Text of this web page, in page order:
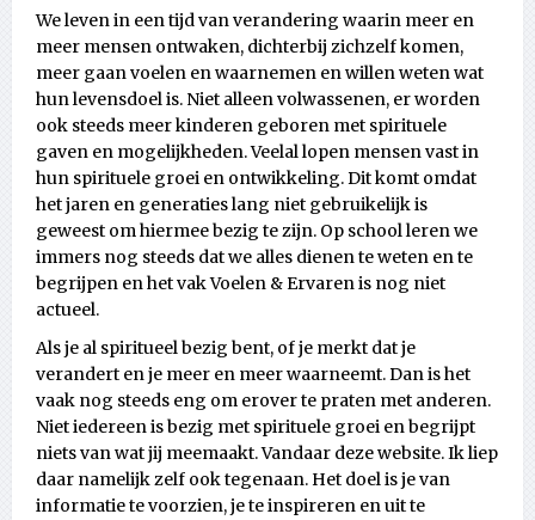
We leven in een tijd van verandering waarin meer en
meer mensen ontwaken, dichterbij zichzelf komen,
meer gaan voelen en waarnemen en willen weten wat
hun levensdoel is. Niet alleen volwassenen, er worden
ook steeds meer kinderen geboren met spirituele
gaven en mogelijkheden. Veelal lopen mensen vast in
hun spirituele groei en ontwikkeling. Dit komt omdat
het jaren en generaties lang niet gebruikelijk is
geweest om hiermee bezig te zijn. Op school leren we
immers nog steeds dat we alles dienen te weten en te
begrijpen en het vak Voelen & Ervaren is nog niet
actueel.
Als je al spiritueel bezig bent, of je merkt dat je
verandert en je meer en meer waarneemt. Dan is het
vaak nog steeds eng om erover te praten met anderen.
Niet iedereen is bezig met spirituele groei en begrijpt
niets van wat jij meemaakt. Vandaar deze website. Ik liep
daar namelijk zelf ook tegenaan. Het doel is je van
informatie te voorzien, je te inspireren en uit te